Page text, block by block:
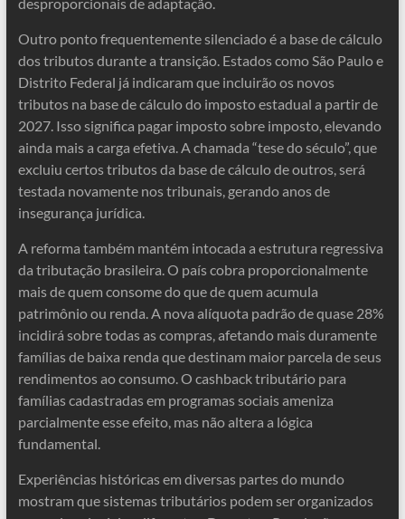
Outro ponto frequentemente silenciado é a base de cálculo
dos tributos durante a transição. Estados como São Paulo e
Distrito Federal já indicaram que incluirão os novos
tributos na base de cálculo do imposto estadual a partir de
2027. Isso significa pagar imposto sobre imposto, elevando
ainda mais a carga efetiva. A chamada “tese do século”, que
excluiu certos tributos da base de cálculo de outros, será
testada novamente nos tribunais, gerando anos de
insegurança jurídica.
A reforma também mantém intocada a estrutura regressiva
da tributação brasileira. O país cobra proporcionalmente
mais de quem consome do que de quem acumula
patrimônio ou renda. A nova alíquota padrão de quase 28%
incidirá sobre todas as compras, afetando mais duramente
famílias de baixa renda que destinam maior parcela de seus
rendimentos ao consumo. O cashback tributário para
famílias cadastradas em programas sociais ameniza
parcialmente esse efeito, mas não altera a lógica
fundamental.
Experiências históricas em diversas partes do mundo
mostram que sistemas tributários podem ser organizados